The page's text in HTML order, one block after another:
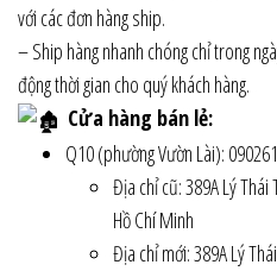
với các đơn hàng ship.
– Ship hàng nhanh chóng chỉ trong
động thời gian cho quý khách hàng.
Cửa hàng bán lẻ:
Q10 (phường Vườn Lài):
Địa chỉ cũ: 389A Lý
Hồ Chí Minh
Địa chỉ mới: 389A Lý